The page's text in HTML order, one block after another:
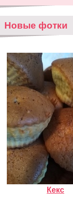
Новые фотки
Кекс